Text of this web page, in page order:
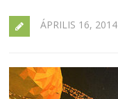
ÁPRILIS 16, 2014